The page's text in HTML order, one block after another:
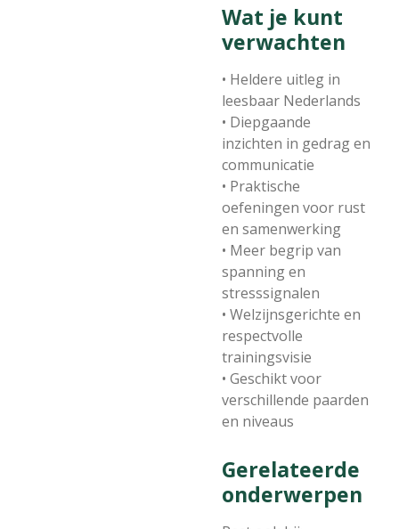
Wat je kunt
verwachten
• Heldere uitleg in
leesbaar Nederlands
• Diepgaande
inzichten in gedrag en
communicatie
• Praktische
oefeningen voor rust
en samenwerking
• Meer begrip van
spanning en
stresssignalen
• Welzijnsgerichte en
respectvolle
trainingsvisie
• Geschikt voor
verschillende paarden
en niveaus
Gerelateerde
onderwerpen